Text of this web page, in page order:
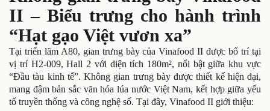
II – Biểu trưng cho hành trình
“Hạt gạo Việt vươn xa”
Tại triển lãm A80, gian trưng bày của Vinafood II được bố trí tại
vị trí H2-009, Hall 2 với diện tích 180m², nổi bật giữa khu vực
“Đầu tàu kinh tế”. Không gian trưng bày được thiết kế hiện đại,
mang đậm bản sắc văn hóa lúa nước Việt Nam, kết hợp giữa yếu
tố truyền thống và công nghệ số. Tại đây, Vinafood II giới thiệu: